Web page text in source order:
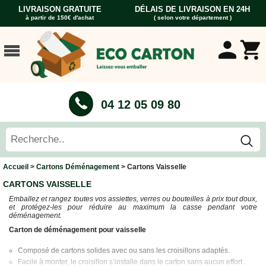
ACCUEIL
CARTONS
DÉMÉNAGEMENT
Livre
Cartons
Standard
Caisses
Vaisselle
Cartons
Informatique
Tableau
et
LIVRAISON GRATUITE
à partir de 150€ d'achat
DÉLAIS DE LIVRAISON EN 24H
( selon votre département )
04 12 05 09 80
Accueil > Cartons Déménagement > Cartons Vaisselle
CARTONS VAISSELLE
Emballez et rangez toutes vos assiettes, verres ou bouteilles à prix tout doux,
et protégez-les pour réduire au maximum la casse pendant votre
déménagement.
Carton de déménagement pour vaisselle
Composé de cartons solides avec ou sans les croisillons adaptés.
Facile à monter, le croisillon s’installe dans le carton sans aucun effort .